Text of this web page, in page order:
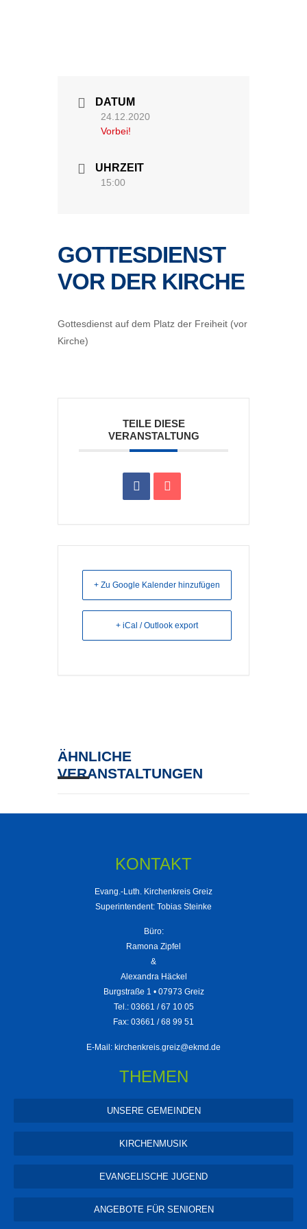
DATUM
24.12.2020
Vorbei!
UHRZEIT
15:00
GOTTESDIENST
VOR DER KIRCHE
Gottesdienst auf dem Platz der Freiheit (vor
Kirche)
TEILE DIESE
VERANSTALTUNG
+ Zu Google Kalender hinzufügen
+ iCal / Outlook export
ÄHNLICHE
VERANSTALTUNGEN
KONTAKT
Evang.-Luth. Kirchenkreis Greiz
Superintendent: Tobias Steinke
Büro:
Ramona Zipfel
&
Alexandra Häckel
Burgstraße 1 • 07973 Greiz
Tel.: 03661 / 67 10 05
Fax: 03661 / 68 99 51
E-Mail: kirchenkreis.greiz@ekmd.de
THEMEN
UNSERE GEMEINDEN
KIRCHENMUSIK
EVANGELISCHE JUGEND
ANGEBOTE FÜR SENIOREN